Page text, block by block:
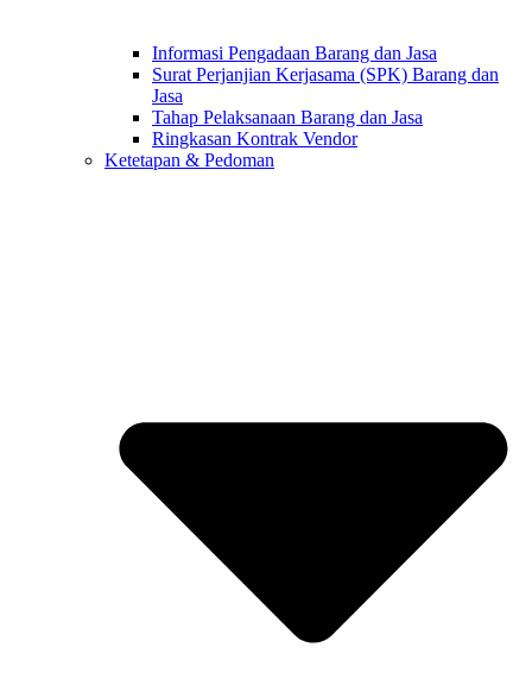
Informasi Pengadaan Barang dan Jasa
Surat Perjanjian Kerjasama (SPK) Barang dan
Jasa
Tahap Pelaksanaan Barang dan Jasa
Ringkasan Kontrak Vendor
Ketetapan & Pedoman